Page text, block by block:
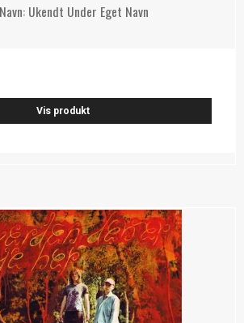
Ukendt Under Eget Navn
Vis produkt